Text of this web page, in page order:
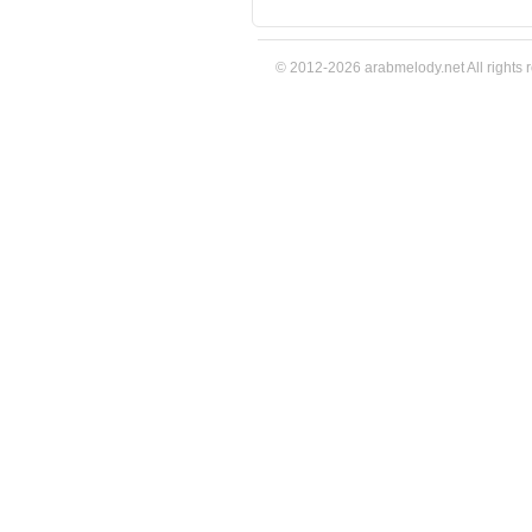
© 2012-2026 arabmelody.net All rights